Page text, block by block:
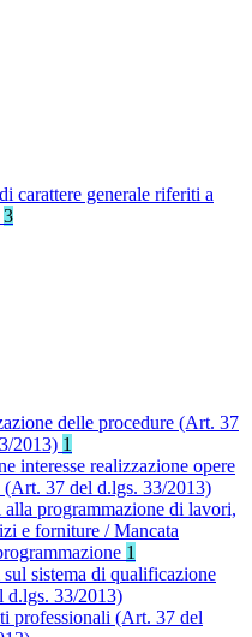
carattere generale riferiti a
3
delle procedure (Art. 37
2013) 1
interesse realizzazione opere
(Art. 37 del d.lgs. 33/2013)
programmazione di lavori,
e forniture / Mancata
1
sistema di qualificazione
d.lgs. 33/2013)
professionali (Art. 37 del